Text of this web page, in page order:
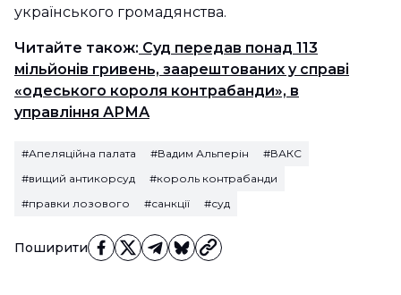
Поширити
українського громадянства.
Читайте також: Суд передав понад 113
мільйонів гривень, заарештованих у справі
«одеського короля контрабанди», в
управління АРМА
#Апеляційна палата #Вадим Альперін
#ВАКС
#вищий антикорсуд
#король контрабанди
#правки лозового
#санкції #суд